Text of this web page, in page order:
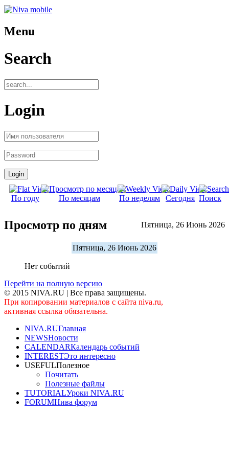
Menu
Search
Login
По году По месяцам По неделям Сегодня Поиск
Просмотр по дням Пятница, 26 Июнь 2026
Пятница, 26 Июнь 2026
Нет событий
Перейти на полную версию
© 2015 NIVA.RU | Все права защищены.
При копировании материалов с сайта niva.ru,
активная ссылка обязательна.
NIVA.RUГлавная
NEWSНовости
CALENDARКалендарь событий
INTERESTЭто интересно
USEFULПолезное
Почитать
Полезные файлы
TUTORIALУроки NIVA.RU
FORUMНива форум